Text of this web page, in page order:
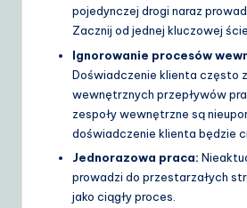
pojedynczej drogi naraz
Zacznij od jednej kluczowej
Ignorowanie procesów
Doświadczenie klienta często
wewnętrznych przepływów
zespoły wewnętrzne są
doświadczenie klienta będzie
Jednorazowa praca:
prowadzi do przestarzałych
jako ciągły proces.